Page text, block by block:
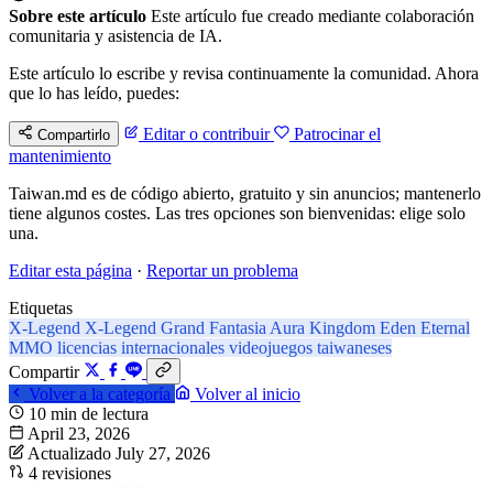
Sobre este artículo Este artículo fue creado mediante colaboración
comunitaria y asistencia de IA.
Este artículo lo escribe y revisa continuamente la comunidad. Ahora
que lo has leído, puedes:
Compartirlo Editar o contribuir
Patrocinar el
mantenimiento
Taiwan.md es de código abierto, gratuito y sin anuncios; mantenerlo
tiene algunos costes. Las tres opciones son bienvenidas: elige solo
una.
Editar esta página · Reportar un problema
Etiquetas
X-Legend X-Legend Grand Fantasia Aura Kingdom Eden Eternal
MMO licencias internacionales videojuegos taiwaneses
Compartir
Volver a la categoría
Volver al inicio
10 min de lectura
April 23, 2026
Actualizado July 27, 2026
4 revisiones